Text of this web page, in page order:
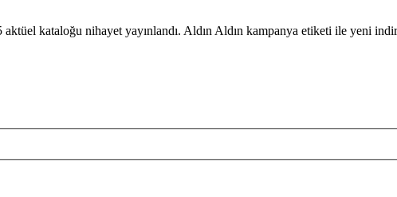
kataloğu nihayet yayınlandı. Aldın Aldın kampanya etiketi ile yeni